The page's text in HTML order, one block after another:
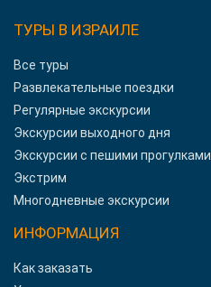
ТУРЫ В ИЗРАИЛЕ
Все туры
Развлекательные поездки
Регулярные экскурсии
Экскурсии выходного дня
Экскурсии с пешими прогулками
Экстрим
Многодневные экскурсии
ИНФОРМАЦИЯ
Как заказать